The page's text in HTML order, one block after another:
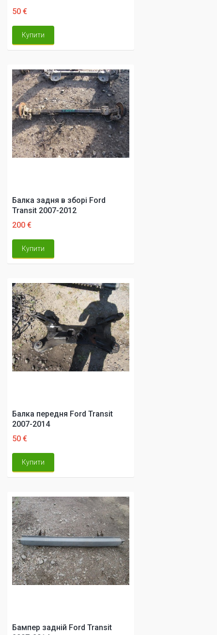
50 €
Купити
Балка задня в зборі Ford
Transit 2007-2012
200 €
Купити
Балка передня Ford Transit
2007-2014
50 €
Купити
Бампер задній Ford Transit